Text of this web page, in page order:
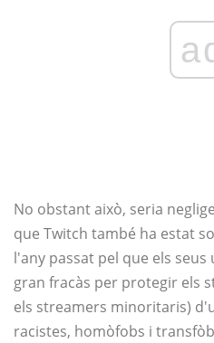
No obstant això, seria
que Twitch també ha estat
l'any passat pel que els
gran fracàs per protegir els
els streamers minoritaris)
racistes, homòfobs i